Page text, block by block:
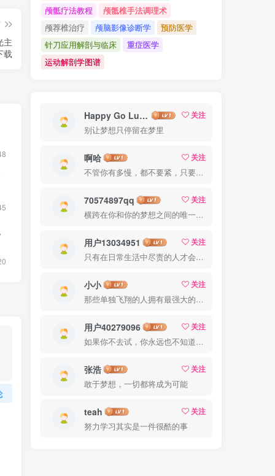
主
载
颅骶疗法教程
颅骶椎手法调理术
颅荐椎治疗
颅脑影像诊断学
预防医学
针刀应用解剖与临床
重症医学
运动解剖学图谱
Happy Go Lucky
关注
别让梦想只停留在梦里
啊哈
关注
不管你有多慢，都不要紧，只要你有决心，你最终都会到达想去的地方
70574897qq
关注
横跨在你和你的梦想之间的唯一的东西就是奋力拼搏
用户13034951
关注
只有在日常生活中尽责的人才会在重大时刻尽责
小小
关注
那些单独飞翔的人拥有最强大的翅膀
用户40279096
关注
如果你不去试，你永远也不知道结果，所以去试试吧
张浩
关注
敢于梦想，一切都将成为可能
teah
关注
努力学习其实是一件很酷的事